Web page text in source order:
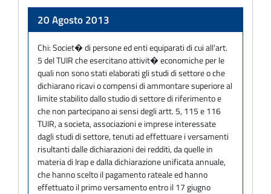
20 Agosto 2013
Chi:Societ� di persone ed enti equiparati di cui all'art.
5 del TUIR che esercitano attivit� economiche per le
quali non sono stati elaborati gli studi di settore o che
dichiarano ricavi o compensi di ammontare superiore al
limite stabilito dallo studio di settore di riferimento e
che non partecipano ai sensi degli artt. 5, 115 e 116
TUIR, a societa, associazioni e imprese interessate
dagli studi di settore, tenuti ad effettuare i versamenti
risultanti dalle dichiarazioni dei redditi, da quelle in
materia di Irap e dalla dichiarazione unificata annuale,
che hanno scelto il pagamento rateale ed hanno
effettuato il primo versamento entro il 17 giugno